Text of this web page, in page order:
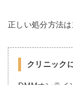
正しい処分方法は
クリニック